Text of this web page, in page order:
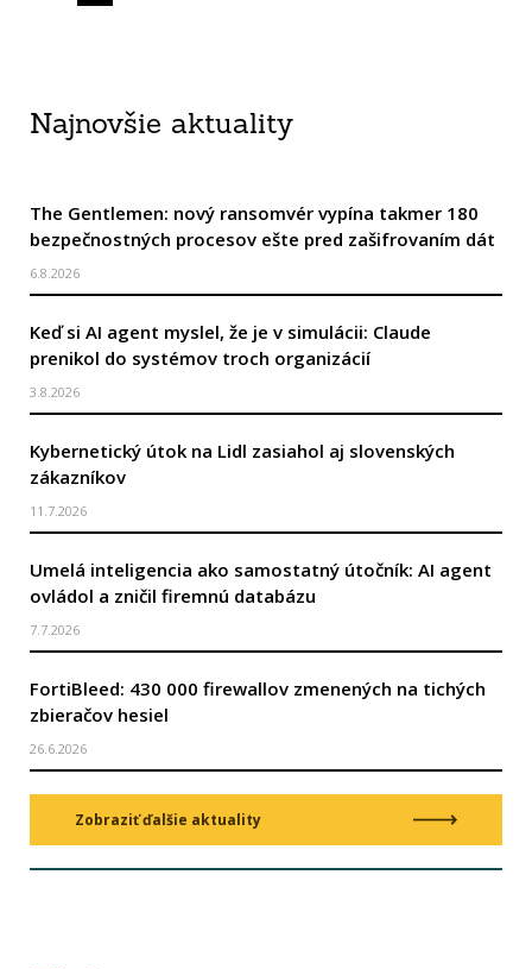
Najnovšie aktuality
The Gentlemen: nový ransomvér vypína takmer 180
bezpečnostných procesov ešte pred zašifrovaním dát
6.8.2026
Keď si AI agent myslel, že je v simulácii: Claude
prenikol do systémov troch organizácií
3.8.2026
Kybernetický útok na Lidl zasiahol aj slovenských
zákazníkov
11.7.2026
Umelá inteligencia ako samostatný útočník: AI agent
ovládol a zničil firemnú databázu
7.7.2026
FortiBleed: 430 000 firewallov zmenených na tichých
zbieračov hesiel
26.6.2026
Zobraziť ďalšie aktuality